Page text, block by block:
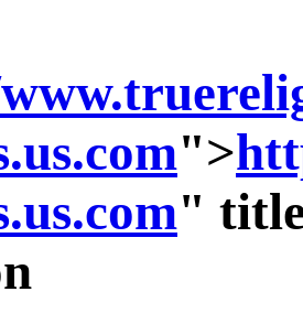
">
"